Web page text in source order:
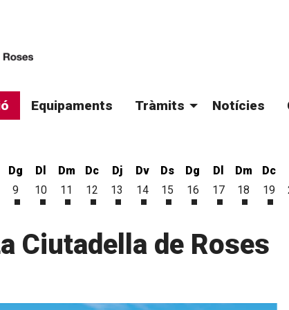
Equipaments Tràmits Notícies
7 d'agost
8 d'agost
Dg
9
Diumenge 9 d'agost
Dl
10
Dilluns 10 d'agost
Dm
11
Dimarts 11 d'agost
Dc
12
Dimecres 12 d'agost
Dj
13
Dijous 13 d'agost
Dv
14
Divendres 14 d'agost
Ds
15
Dissabte 15 d'agost
Dg
16
Diumenge 16
Dl
17
Dilluns 17
Dm
18
Dimarts
Dc
19
Ciutadella de Roses